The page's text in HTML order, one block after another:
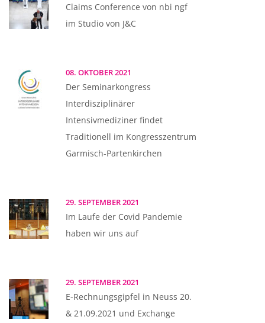
Claims Conference von nbi ngf
im Studio von J&C
08. OKTOBER 2021
Der Seminarkongress
Interdisziplinärer
Intensivmediziner findet
Traditionell im Kongresszentrum
Garmisch-Partenkirchen
29. SEPTEMBER 2021
Im Laufe der Covid Pandemie
haben wir uns auf
29. SEPTEMBER 2021
E-Rechnungsgipfel in Neuss 20.
& 21.09.2021 und Exchange